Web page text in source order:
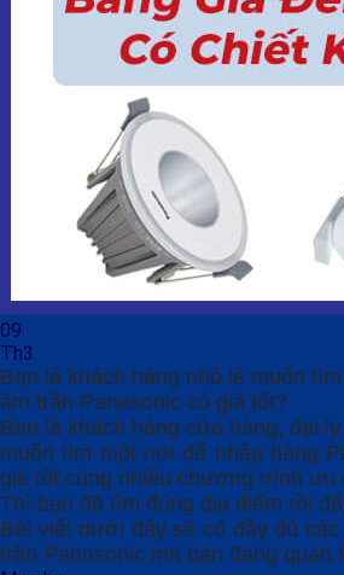
09
Th3
Bạn là khách hàng nhỏ lẻ muốn
âm trần Panasonic có giá tốt?
Bạn là khách hàng cửa hàng, đại
muốn tìm một nơi để nhập hàng
giá tốt cùng nhiều chương trình ưu
Thì bạn đã tìm đúng địa điểm rồi
Bài viết dưới đây sẽ có đầy đủ
trần Panasonic mà bạn đang quan